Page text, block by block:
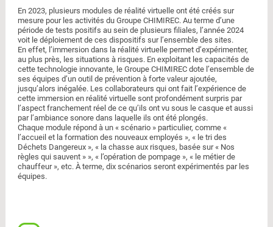
En 2023, plusieurs modules de réalité virtuelle ont été créés sur
mesure pour les activités du Groupe CHIMIREC. Au terme d’une
période de tests positifs au sein de plusieurs filiales, l’année 2024
voit le déploiement de ces dispositifs sur l’ensemble des sites.
En effet, l’immersion dans la réalité virtuelle permet d’expérimenter,
au plus près, les situations à risques. En exploitant les capacités de
cette technologie innovante, le Groupe CHIMIREC dote l’ensemble de
ses équipes d’un outil de prévention à forte valeur ajoutée,
jusqu’alors inégalée. Les collaborateurs qui ont fait l’expérience de
cette immersion en réalité virtuelle sont profondément surpris par
l’aspect franchement réel de ce qu’ils ont vu sous le casque et aussi
par l’ambiance sonore dans laquelle ils ont été plongés.
Chaque module répond à un « scénario » particulier, comme «
l’accueil et la formation des nouveaux employés », « le tri des
Déchets Dangereux », « la chasse aux risques, basée sur « Nos
règles qui sauvent » », « l’opération de pompage », « le métier de
chauffeur », etc. À terme, dix scénarios seront expérimentés par les
équipes.